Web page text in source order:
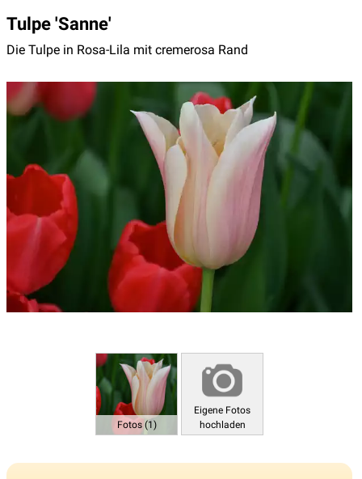
Tulpe 'Sanne'
Die Tulpe in Rosa-Lila mit cremerosa Rand
Fotos (1)
Eigene Fotos
hochladen